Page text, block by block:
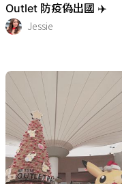
Outlet 防疫偽出國 ✈️
Jessie